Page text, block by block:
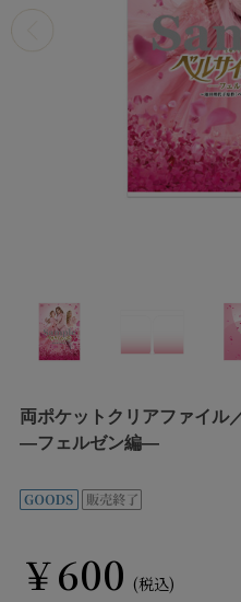
両ポケットクリアファイル
―フェルゼン編―
￥600 (税込)